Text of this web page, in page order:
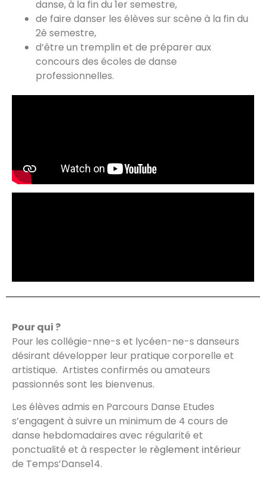
danse, à la fin du 1er semestre,
de faire danser les élèves sur scène à la fin du
2è semestre,
d’être un tremplin et de préparer aux
concours des écoles de danse
professionnelles.
Pour qui ?
Pour les collégie-nne-s et lycéen-ne-s danseurs
désirant développer leur pratique corporelle et
artistique. Artistes confirmés ou amateurs
passionnés sont les bienvenus.
Les élèves admis en Parcours Danse Etudes
s’engagent à suivre un minimum de 4 cours de
danse hebdomadaires avec régularité et
ponctualité et à respecter le règlement intérieur
de Temps’Danse14.